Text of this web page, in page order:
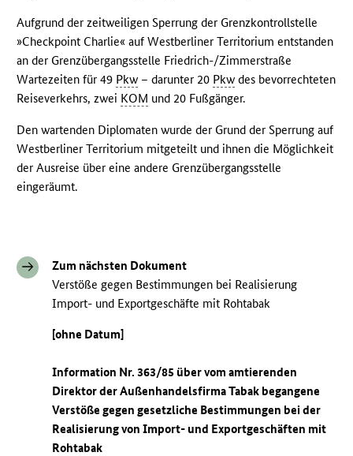
Aufgrund der zeitweiligen Sperrung der Grenzkontrollstelle
»Checkpoint Charlie« auf Westberliner Territorium entstanden
an der Grenzübergangsstelle Friedrich-/Zimmerstraße
Wartezeiten für 49 Pkw – darunter 20 Pkw des bevorrechteten
Reiseverkehrs, zwei KOM und 20 Fußgänger.
Den wartenden Diplomaten wurde der Grund der Sperrung auf
Westberliner Territorium mitgeteilt und ihnen die Möglichkeit
der Ausreise über eine andere Grenzübergangsstelle
eingeräumt.
Zum nächsten Dokument
Verstöße gegen Bestimmungen bei Realisierung
Import- und Exportgeschäfte mit Rohtabak
[ohne Datum]
Information Nr. 363/85 über vom amtierenden
Direktor der Außenhandelsfirma Tabak begangene
Verstöße gegen gesetzliche Bestimmungen bei der
Realisierung von Import- und Exportgeschäften mit
Rohtabak